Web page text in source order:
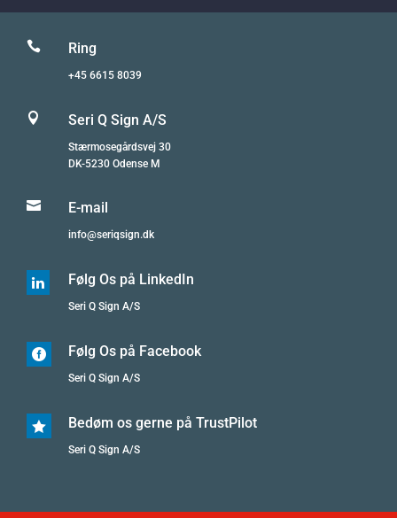
 Ring
+45 6615 8039
 Seri Q Sign A/S
Stærmosegårdsvej 30
DK-5230 Odense M
 E-mail
info@seriqsign.dk
 Følg Os på LinkedIn
Seri Q Sign A/S
 Følg Os på Facebook
Seri Q Sign A/S
 Bedøm os gerne på TrustPilot
Seri Q Sign A/S